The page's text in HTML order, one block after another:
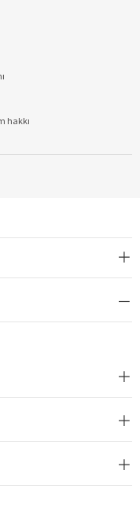
hakkı